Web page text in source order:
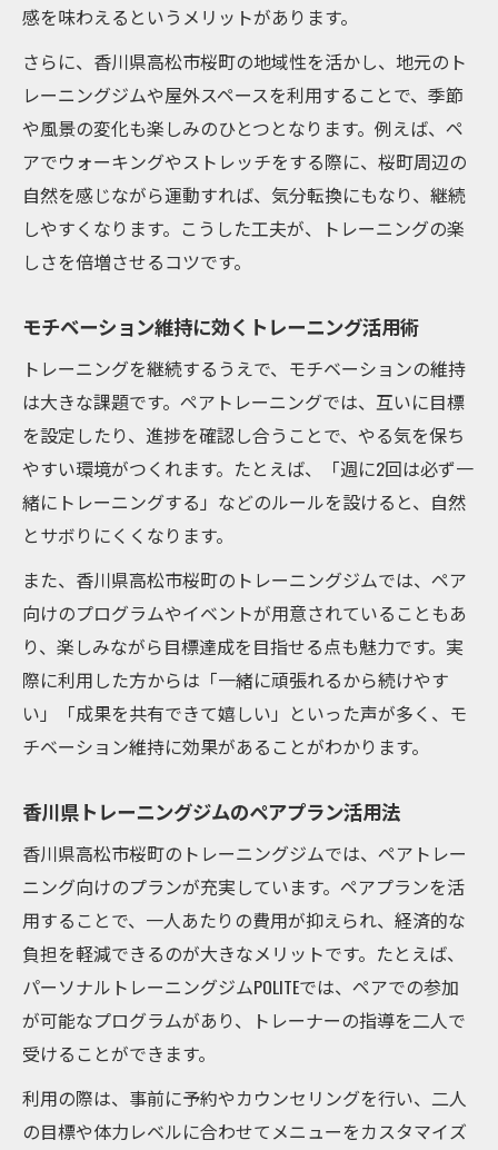
感を味わえるというメリットがあります。
さらに、香川県高松市桜町の地域性を活かし、地元のト
レーニングジムや屋外スペースを利用することで、季節
や風景の変化も楽しみのひとつとなります。例えば、ペ
アでウォーキングやストレッチをする際に、桜町周辺の
自然を感じながら運動すれば、気分転換にもなり、継続
しやすくなります。こうした工夫が、トレーニングの楽
しさを倍増させるコツです。
モチベーション維持に効くトレーニング活用術
トレーニングを継続するうえで、モチベーションの維持
は大きな課題です。ペアトレーニングでは、互いに目標
を設定したり、進捗を確認し合うことで、やる気を保ち
やすい環境がつくれます。たとえば、「週に2回は必ず一
緒にトレーニングする」などのルールを設けると、自然
とサボりにくくなります。
また、香川県高松市桜町のトレーニングジムでは、ペア
向けのプログラムやイベントが用意されていることもあ
り、楽しみながら目標達成を目指せる点も魅力です。実
際に利用した方からは「一緒に頑張れるから続けやす
い」「成果を共有できて嬉しい」といった声が多く、モ
チベーション維持に効果があることがわかります。
香川県トレーニングジムのペアプラン活用法
香川県高松市桜町のトレーニングジムでは、ペアトレー
ニング向けのプランが充実しています。ペアプランを活
用することで、一人あたりの費用が抑えられ、経済的な
負担を軽減できるのが大きなメリットです。たとえば、
パーソナルトレーニングジムPOLITEでは、ペアでの参加
が可能なプログラムがあり、トレーナーの指導を二人で
受けることができます。
利用の際は、事前に予約やカウンセリングを行い、二人
の目標や体力レベルに合わせてメニューをカスタマイズ